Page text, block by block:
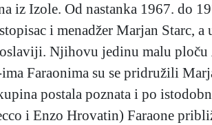
iz Izole. Od nastanka 1967. do
i menadžer Marjan Starc,
Njihovu jedinu malu ploču
Faraonima su se pridružili
postala poznata i po
i Enzo Hrovatin) Faraone